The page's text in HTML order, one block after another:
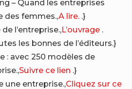
– Quand les entreprises
des femmes.,A lire. .}
l’entreprise.,L’ouvrage .
les bonnes de l’éditeurs.}
: avec 250 modèles de
Suivre ce lien .}
une entreprise.,Cliquez sur ce